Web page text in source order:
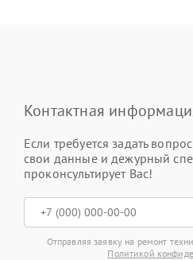
Контактная
Если требуется задать
свои данные и дежурный
проконсультирует Вас!
Отправляя заявку на ремонт
Политикой